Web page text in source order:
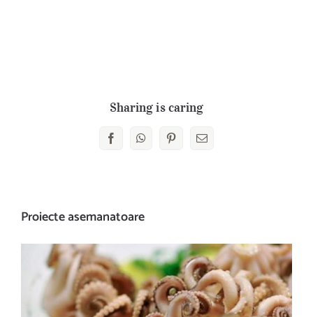
Sharing is caring
FacebookWhatsAppPinterest
E-
Proiecte asemanatoare